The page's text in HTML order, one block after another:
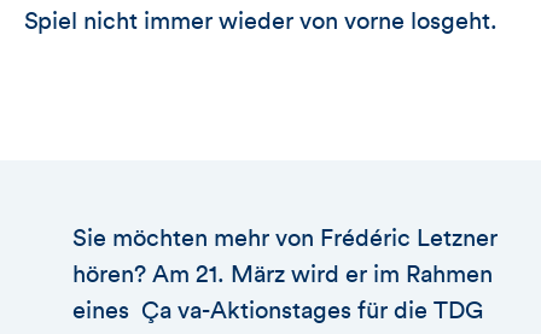
Spiel nicht immer wieder von vorne losgeht.
Sie möchten mehr von Frédéric Letzner
hören? Am 21. März wird er im Rahmen
eines Ça va-Aktionstages für die TDG